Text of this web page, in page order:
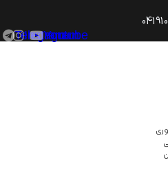
Youtube
Instagram
Telegram